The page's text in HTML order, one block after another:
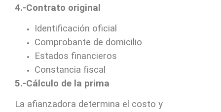
4.-Contrato original
Identificación oficial
Comprobante de domicilio
Estados financieros
Constancia fiscal
5.-Cálculo de la prima
La afianzadora determina el costo y